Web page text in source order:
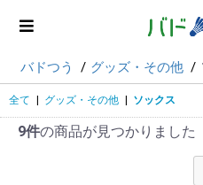
バドつう グッズ・その他
全て グッズ・その他 ソックス
9件の商品が見つかりました